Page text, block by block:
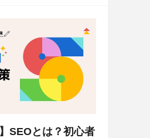
SEOとは？初心者